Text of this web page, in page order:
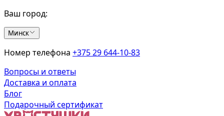
Ваш город:
Минск
Номер телефона +375 29 644-10-83
Вопросы и ответы
Доставка и оплата
Блог
Подарочный сертификат